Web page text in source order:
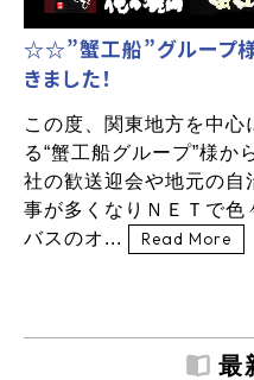
☆☆”蟹工船”グループ様
きました！
この度、関東地方を中
る“蟹工船グループ”様か
社の歓送迎会や地元の自
事が多くなりＮＥＴで色
バスのオ...
Read More
最